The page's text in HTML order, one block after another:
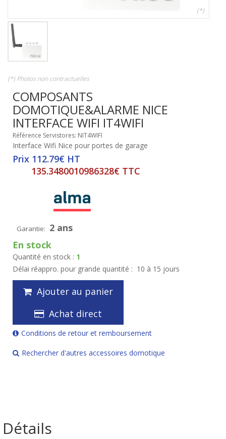
(*)
(*) Photos non contractuelles
COMPOSANTS
DOMOTIQUE&ALARME NICE
INTERFACE WIFI IT4WIFI
Référence Servistores: NIT4WIFI
Interface Wifi Nice pour portes de garage
Prix 112.79€ HT
135.3480010986328€ TTC
Garantie: 2 ans
En stock
Quantité en stock : 1
Délai réappro. pour grande quantité : 10 à 15 jours
Ajouter au panier
Achat direct
Conditions de retour et remboursement
Rechercher d'autres accessoires domotique
Détails